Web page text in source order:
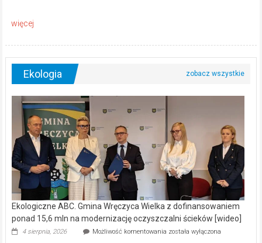
Ekologia
Ekologiczne ABC. Gmina Wręczyca Wielka z dofinansowaniem
ponad 15,6 mln na modernizację oczyszczalni ścieków [wideo]
4 sierpnia, 2026 Możliwość komentowania Ekologiczne
została wyłączona